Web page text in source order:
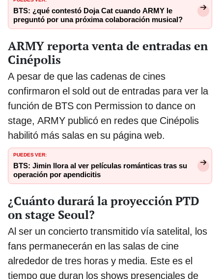
BTS: ¿qué contestó Doja Cat cuando ARMY le
preguntó por una próxima colaboración musical?
ARMY reporta venta de entradas en
Cinépolis
A pesar de que las cadenas de cines
confirmaron el sold out de entradas para ver la
función de BTS con Permission to dance on
stage, ARMY publicó en redes que Cinépolis
habilitó más salas en su página web.
PUEDES VER:
BTS: Jimin llora al ver películas románticas tras su
operación por apendicitis
¿Cuánto durará la proyección PTD
on stage Seoul?
Al ser un concierto transmitido vía satelital, los
fans permanecerán en las salas de cine
alrededor de tres horas y media. Este es el
tiempo que duran los shows presenciales de